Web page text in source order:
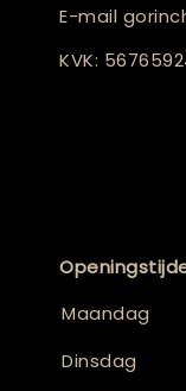
E-mail
KVK:
Maandag
Dinsdag